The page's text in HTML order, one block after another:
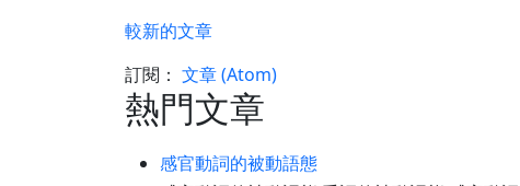
較新的文章
訂閱： 文章 (Atom)
熱門文章
感官動詞的被動語態